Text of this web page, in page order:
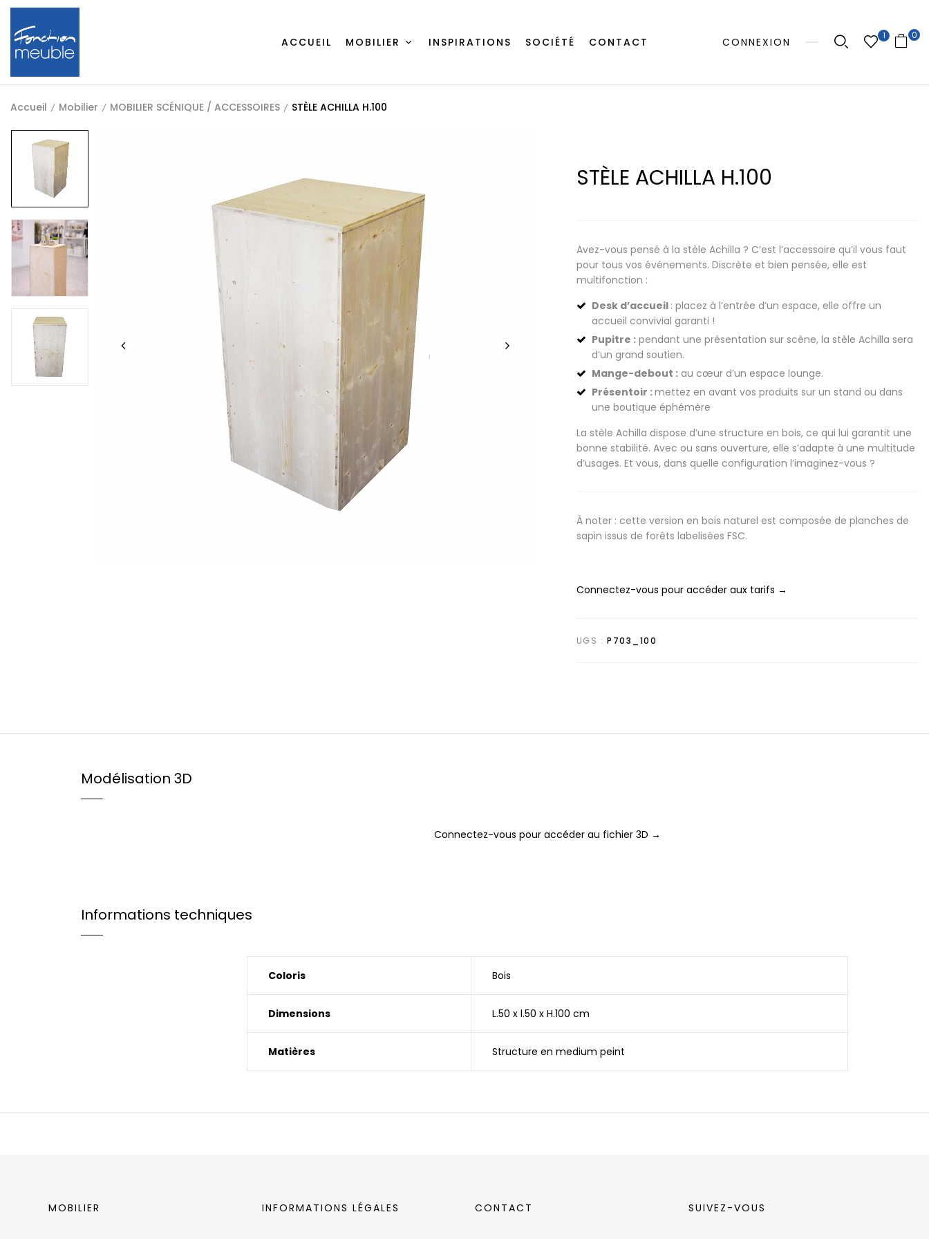
ACCUEIL MOBILIER INSPIRATIONS SOCIÉTÉ CONTACT CONNEXION
1 0
Accueil Mobilier MOBILIER SCÉNIQUE / ACCESSOIRES STÈLE ACHILLA H.100
STÈLE ACHILLA H.100
Avez-vous pensé à la stèle Achilla ? C’est l’accessoire qu’il vous faut
pour tous vos événements. Discrète et bien pensée, elle est
multifonction :
Desk d’accueil : placez à l’entrée d’un espace, elle offre un
accueil convivial garanti !
Pupitre :pendant une présentation sur scène, la stèle Achilla sera
d’un grand soutien.
Mange-debout :au cœur d’un espace lounge.
Présentoir :mettez en avant vos produits sur un stand ou dans
une boutique éphémère
La stèle Achilla dispose d’une structure en bois, ce qui lui garantit une
bonne stabilité. Avec ou sans ouverture, elle s’adapte à une multitude
d’usages. Et vous, dans quelle configuration l’imaginez-vous ?
À noter : cette version en bois naturel est composée de planches de
sapin issus de forêts labelisées FSC.
Connectez-vous pour accéder aux tarifs →
UGS : P703_100
Modélisation 3D
Connectez-vous pour accéder au fichier 3D →
Informations techniques
Coloris Bois
Dimensions L.50 x l.50 x H.100 cm
Matières Structure en medium peint
MOBILIER INFORMATIONS LÉGALES CONTACT SUIVEZ-VOUS